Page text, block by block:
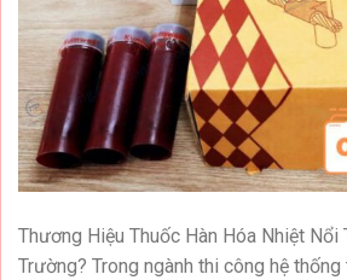
Thương Hiệu Thuốc Hàn Hóa Nhiệt Nổi
Trường? Trong ngành thi công hệ